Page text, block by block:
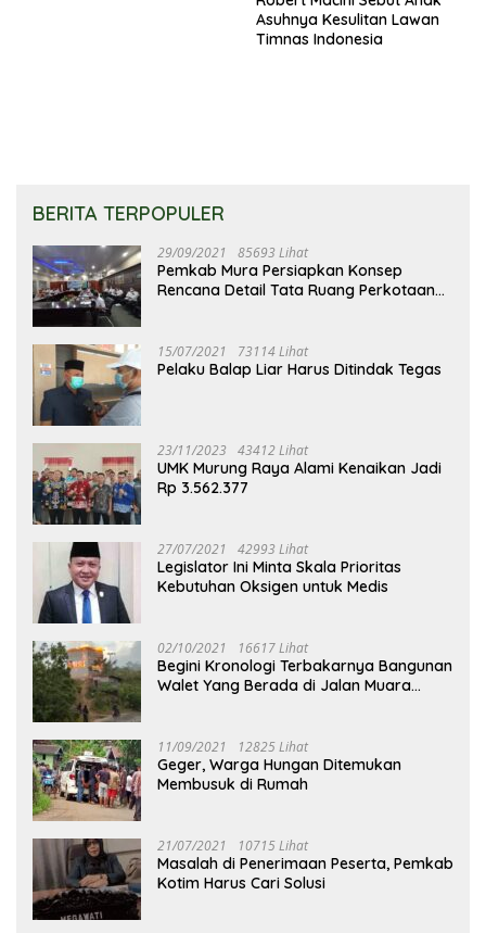
Asuhnya Kesulitan Lawan
Timnas Indonesia
BERITA TERPOPULER
29/09/2021 85693 Lihat
Pemkab Mura Persiapkan Konsep
Rencana Detail Tata Ruang Perkotaan
15/07/2021 73114 Lihat
Pelaku Balap Liar Harus Ditindak Tegas
23/11/2023 43412 Lihat
UMK Murung Raya Alami Kenaikan Jadi
Rp 3.562.377
27/07/2021 42993 Lihat
Legislator Ini Minta Skala Prioritas
Kebutuhan Oksigen untuk Medis
02/10/2021 16617 Lihat
Begini Kronologi Terbakarnya Bangunan
Walet Yang Berada di Jalan Muara
11/09/2021 12825 Lihat
Geger, Warga Hungan Ditemukan
Membusuk di Rumah
21/07/2021 10715 Lihat
Masalah di Penerimaan Peserta, Pemkab
Kotim Harus Cari Solusi